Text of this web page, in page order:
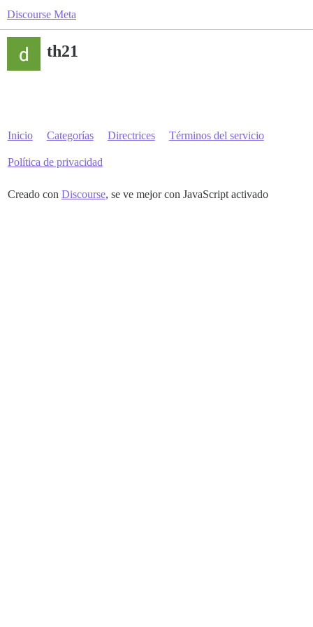
Discourse Meta
th21
Inicio Categorías Directrices Términos del servicio
Política de privacidad
Creado con Discourse, se ve mejor con JavaScript activado